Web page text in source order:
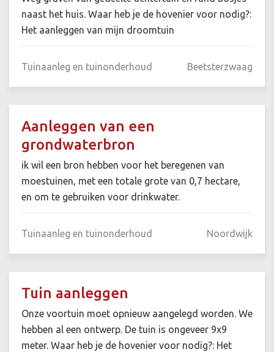
naast het huis. Waar heb je de hovenier voor nodig?:
Het aanleggen van mijn droomtuin
Tuinaanleg en tuinonderhoud Beetsterzwaag
Aanleggen van een
grondwaterbron
ik wil een bron hebben voor het beregenen van
moestuinen, met een totale grote van 0,7 hectare,
en om te gebruiken voor drinkwater.
Tuinaanleg en tuinonderhoud Noordwijk
Tuin aanleggen
Onze voortuin moet opnieuw aangelegd worden. We
hebben al een ontwerp. De tuin is ongeveer 9x9
meter. Waar heb je de hovenier voor nodig?: Het